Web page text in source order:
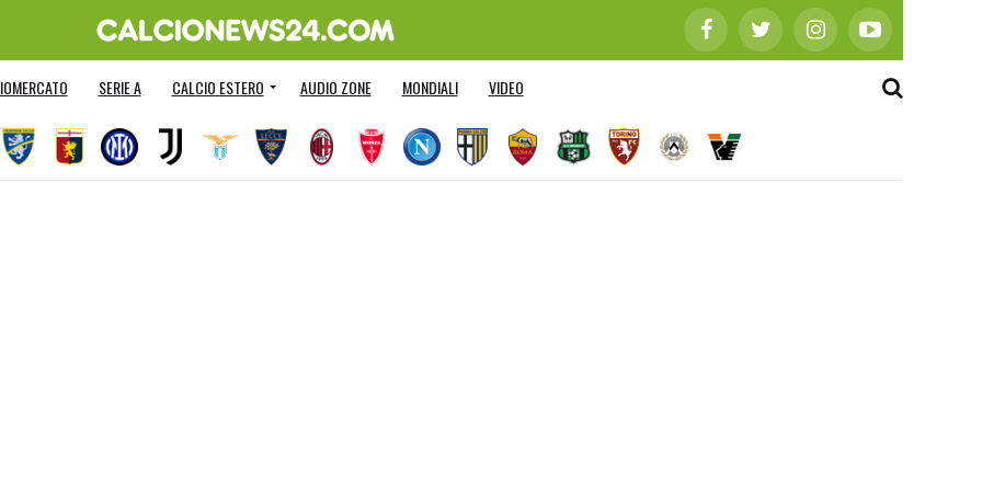
SERIE A CALCIO ESTERO AUDIO ZONE MONDIALI VIDEO